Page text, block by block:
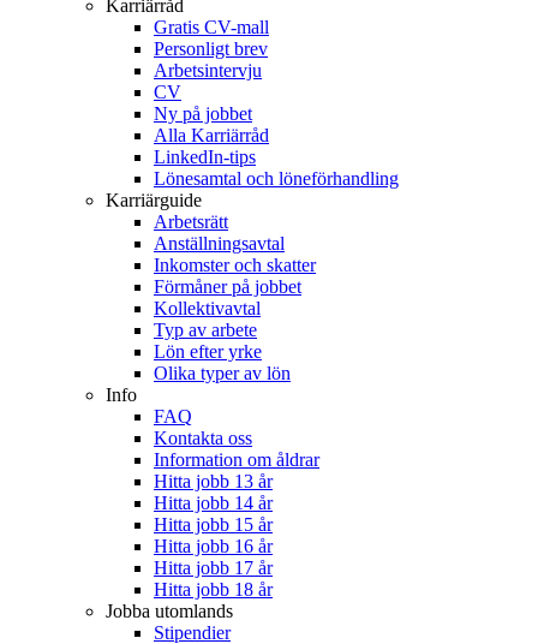
Karriärråd
Gratis CV-mall
Personligt brev
Arbetsintervju
CV
Ny på jobbet
Alla Karriärråd
LinkedIn-tips
Lönesamtal och löneförhandling
Karriärguide
Arbetsrätt
Anställningsavtal
Inkomster och skatter
Förmåner på jobbet
Kollektivavtal
Typ av arbete
Lön efter yrke
Olika typer av lön
Info
FAQ
Kontakta oss
Information om åldrar
Hitta jobb 13 år
Hitta jobb 14 år
Hitta jobb 15 år
Hitta jobb 16 år
Hitta jobb 17 år
Hitta jobb 18 år
Jobba utomlands
Stipendier